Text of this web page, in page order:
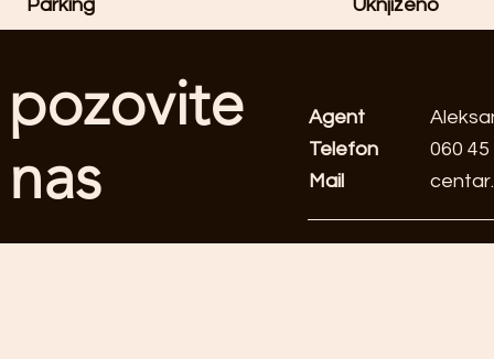
Parking
Uknjiženo
pozovite
nas
Agent
Telefon
060 45
Mail